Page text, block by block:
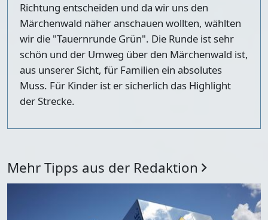
Richtung entscheiden und da wir uns den
Märchenwald näher anschauen wollten, wählten
wir die "Tauernrunde Grün". Die Runde ist sehr
schön und der Umweg über den Märchenwald ist,
aus unserer Sicht, für Familien ein absolutes
Muss. Für Kinder ist er sicherlich das Highlight
der Strecke.
Mehr Tipps aus der Redaktion